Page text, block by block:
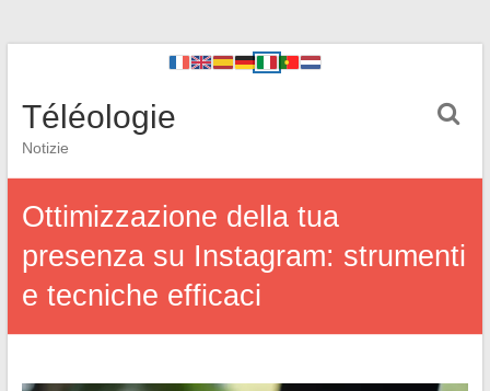
Téléologie
Notizie
Ottimizzazione della tua
presenza su Instagram: strumenti
e tecniche efficaci